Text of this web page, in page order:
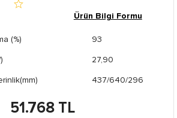
Ürün Bilgi Formu
(%)
93
27,90
437/640/296
51.768 TL